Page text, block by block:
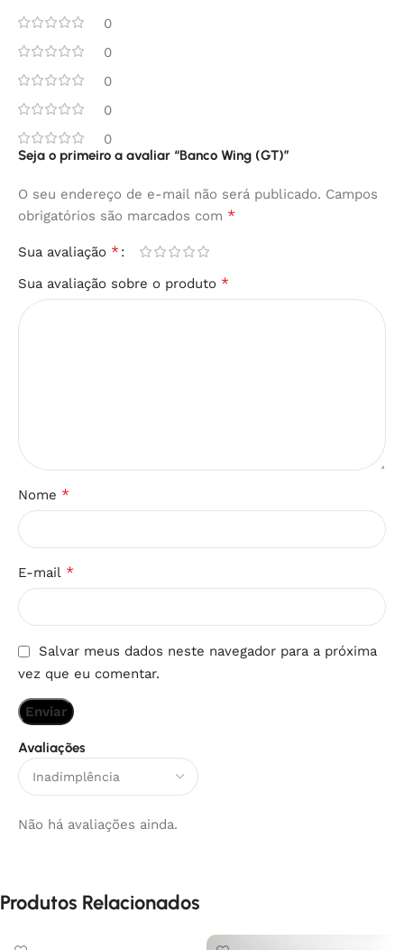
0
0
0
0
0
Avaliações
Não há avaliações ainda.
Seja o primeiro a avaliar “Banco Wing (GT)”
O seu endereço de e-mail não será publicado. Campos
obrigatórios são marcados com *
Sua avaliação *
Sua avaliação sobre o produto *
Nome *
E-mail *
Salvar meus dados neste navegador para a próxima
vez que eu comentar.
Produtos Relacionados